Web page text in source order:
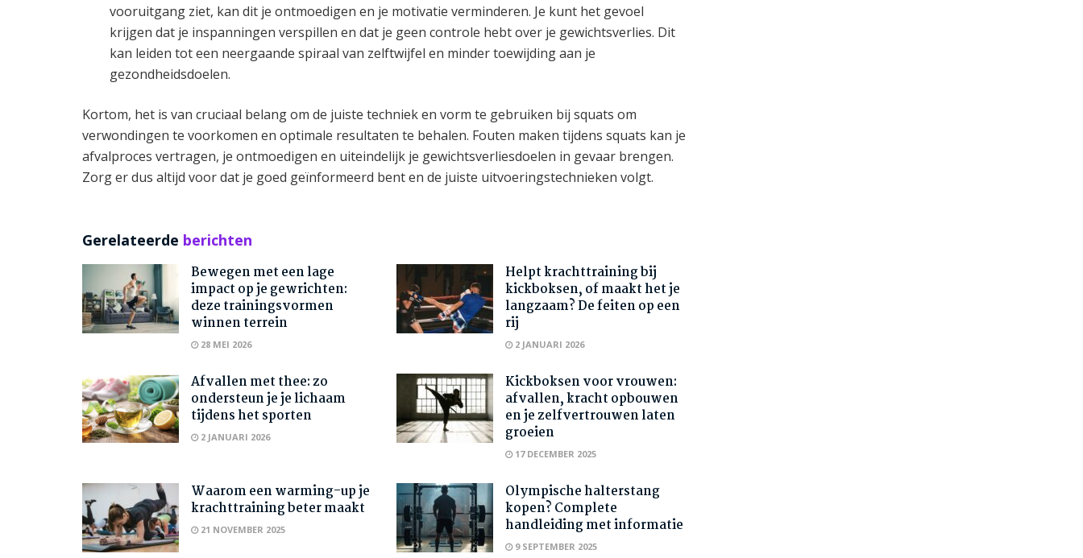
vooruitgang ziet, kan dit je ontmoedigen en je motivatie verminderen. Je kunt het gevoel
krijgen dat je inspanningen verspillen en dat je geen controle hebt over je gewichtsverlies. Dit
kan leiden tot een neergaande spiraal van zelftwijfel en minder toewijding aan je
gezondheidsdoelen.
Kortom, het is van cruciaal belang om de juiste techniek en vorm te gebruiken bij squats om
verwondingen te voorkomen en optimale resultaten te behalen. Fouten maken tijdens squats kan je
afvalproces vertragen, je ontmoedigen en uiteindelijk je gewichtsverliesdoelen in gevaar brengen.
Zorg er dus altijd voor dat je goed geïnformeerd bent en de juiste uitvoeringstechnieken volgt.
Gerelateerde berichten
Bewegen met een lage
impact op je gewrichten:
deze trainingsvormen
winnen terrein
28 MEI 2026
Helpt krachttraining bij
kickboksen, of maakt het je
langzaam? De feiten op een
rij
2 JANUARI 2026
Afvallen met thee: zo
ondersteun je je lichaam
tijdens het sporten
2 JANUARI 2026
Kickboksen voor vrouwen:
afvallen, kracht opbouwen
en je zelfvertrouwen laten
groeien
17 DECEMBER 2025
Waarom een warming-up je
krachttraining beter maakt
21 NOVEMBER 2025
Olympische halterstang
kopen? Complete
handleiding met informatie
9 SEPTEMBER 2025